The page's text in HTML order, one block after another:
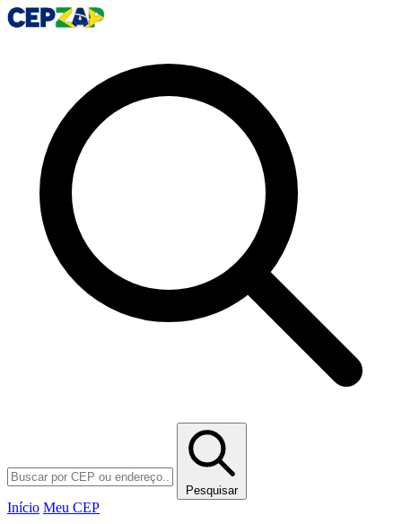
Pesquisar
Início Meu CEP